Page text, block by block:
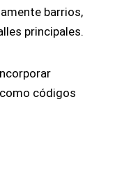
barrios,
principales.
códigos